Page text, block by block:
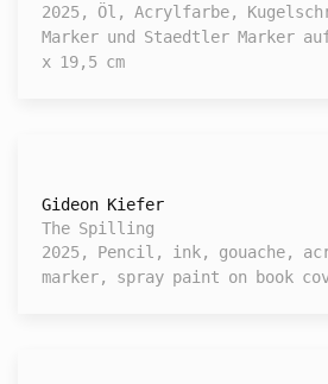
2025, Öl, Acrylfarbe,
Marker und Staedtler Marker
x 19,5 cm
Gideon Kiefer
The Spilling
2025, Pencil, ink, gouache,
marker, spray paint on book